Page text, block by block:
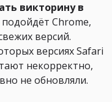
викторину в
Chrome,
версий.
версиях Safari
некорректно,
не обновляли.